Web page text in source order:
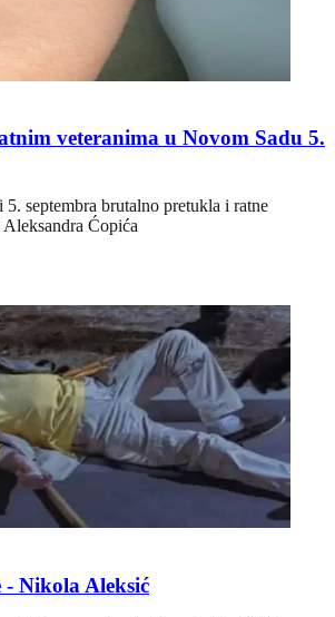
veteranima u Novom Sadu 5.
septembra brutalno pretukla i ratne
Ćopića
- Nikola Aleksić